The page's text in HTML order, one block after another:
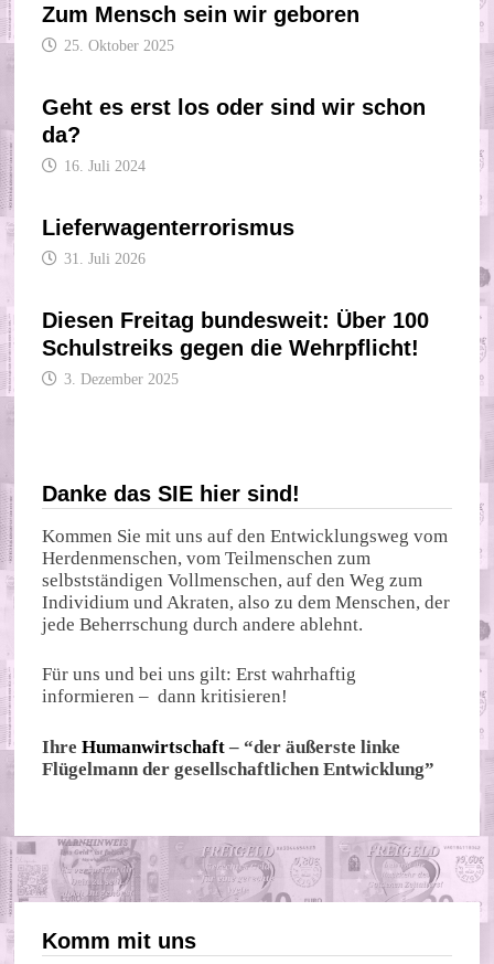
Zum Mensch sein wir geboren
25. Oktober 2025
Geht es erst los oder sind wir schon
da?
16. Juli 2024
Lieferwagenterrorismus
31. Juli 2026
Diesen Freitag bundesweit: Über 100
Schulstreiks gegen die Wehrpflicht!
3. Dezember 2025
Danke das SIE hier sind!
Kommen Sie mit uns auf den Entwicklungsweg vom
Herdenmenschen, vom Teilmenschen zum
selbstständigen Vollmenschen, auf den Weg zum
Individium und Akraten, also zu dem Menschen, der
jede Beherrschung durch andere ablehnt.
Für uns und bei uns gilt: Erst wahrhaftig
informieren – dann kritisieren!
IhreHumanwirtschaft – “der äußerste linke
Flügelmann der gesellschaftlichen Entwicklung”
Komm mit uns